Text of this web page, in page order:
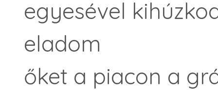
egyesével
eladom
őket a piacon a